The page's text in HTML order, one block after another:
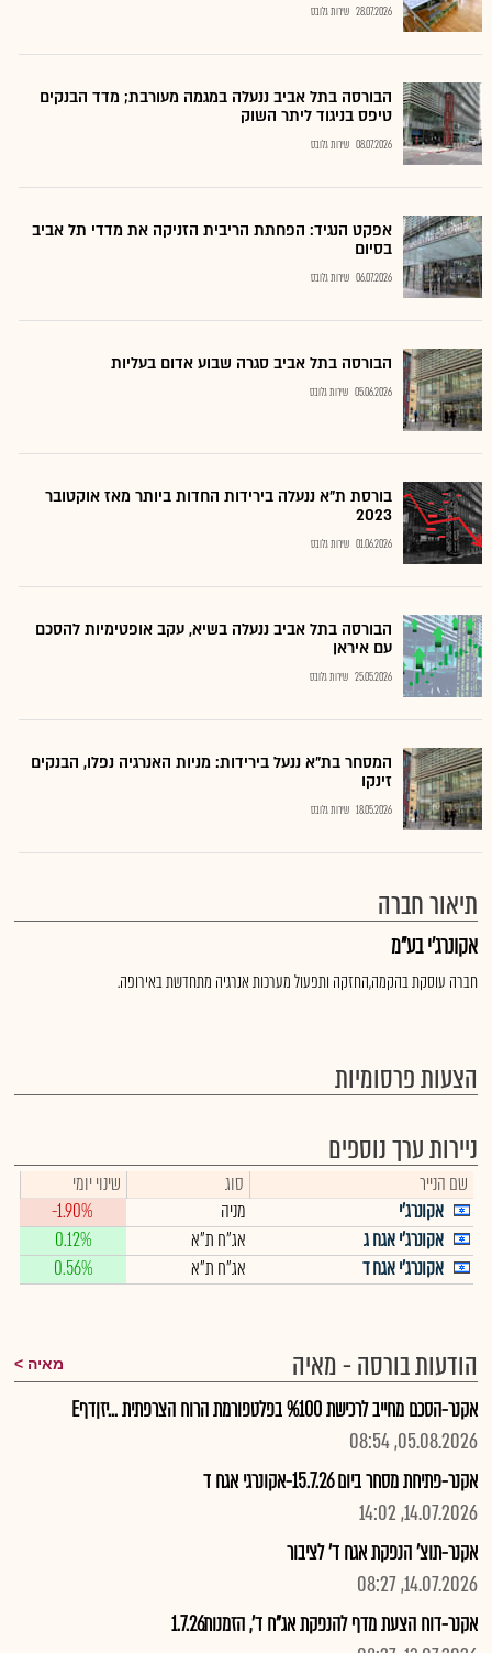
28.07.2026 שירות גלובס
הבורסה בתל אביב ננעלה במגמה מעורבת; מדד הבנקים
טיפס בניגוד ליתר השוק
08.07.2026 שירות גלובס
אפקט הנגיד: הפחתת הריבית הזניקה את מדדי תל אביב
בסיום
06.07.2026 שירות גלובס
הבורסה בתל אביב סגרה שבוע אדום בעליות
05.06.2026 שירות גלובס
בורסת ת"א ננעלה בירידות החדות ביותר מאז אוקטובר
2023
01.06.2026 שירות גלובס
הבורסה בתל אביב ננעלה בשיא, עקב אופטימיות להסכם
עם איראן
25.05.2026 שירות גלובס
המסחר בת"א ננעל בירידות: מניות האנרגיה נפלו, הבנקים
זינקו
18.05.2026 שירות גלובס
תיאור חברה
אקונרג'י בע"מ
חברה עוסקת בהקמה,החזקה ותפעול מערכות אנרגיה מתחדשת באירופה.
הצעות פרסומיות
ניירות ערך נוספים
שם הנייר סוג
שינוי יומי
אקונרג'י
מניה
-1.90%
אקונרג'י אגח ג
אג"ח ת"א
0.12%
אקונרג'י אגח ד
אג"ח ת"א 0.56%
הודעות בורסה - מאיה מאיה
אקנר-הסכם מחייב לרכישת %100 בפלטפורמת הרוח הצרפתית ...יזןדףE
05.08.2026, 08:54
אקנר-פתיחת מסחר ביום 15.7.26-אקונרגי אגח ד
14.07.2026, 14:02
אקנר-תוצ' הנפקת אגח ד' לציבור
14.07.2026, 08:27
אקנר-דוח הצעת מדף להנפקת אג"ח ד', הזמנות1.7.26